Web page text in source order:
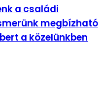
a családi
megbízható
a közelünkben